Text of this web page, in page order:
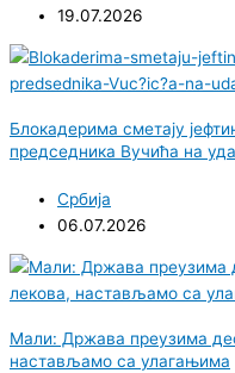
19.07.2026
Блокадерима сметају
председника Вучића на
Србија
06.07.2026
Мали: Држава преузима
настављамо са улагањима